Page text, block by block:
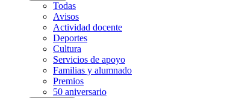
Todas
Avisos
Actividad docente
Deportes
Cultura
Servicios de apoyo
Familias y alumnado
Premios
50 aniversario